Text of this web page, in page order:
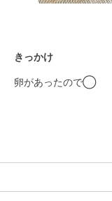
きっかけ
卵があったので◯